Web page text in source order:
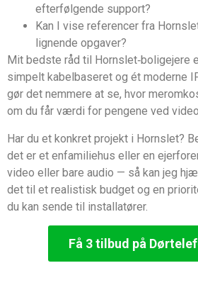
efterfølgende support?
Kan I vise referencer fra
lignende opgaver?
Mit bedste råd til Hornslet‑boligejere
simpelt kabelbaseret og ét moderne
gør det nemmere at se, hvor
om du får værdi for pengene ved video
Har du et konkret projekt i Hornslet?
det er et enfamiliehus eller en
video eller bare audio — så kan jeg
det til et realistisk budget og en
du kan sende til installatører.
Få 3 tilbud på